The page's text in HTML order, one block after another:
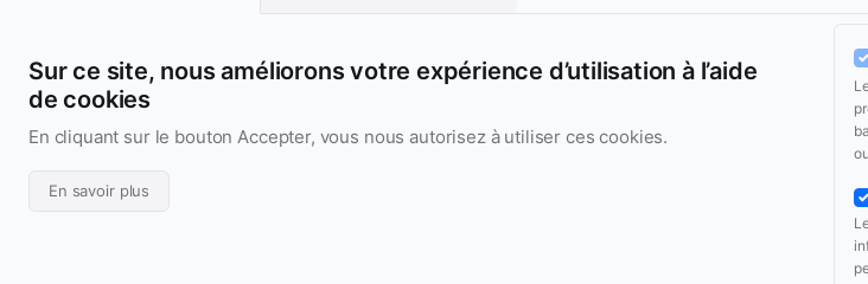
Aridarum
Design & Code UI/UX
Nous suivre
Sur ce site, nous améliorons votre expérience d’utilisation à l’aide
de cookies
En cliquant sur le bouton Accepter, vous nous autorisez à utiliser ces cookies.
En savoir plus